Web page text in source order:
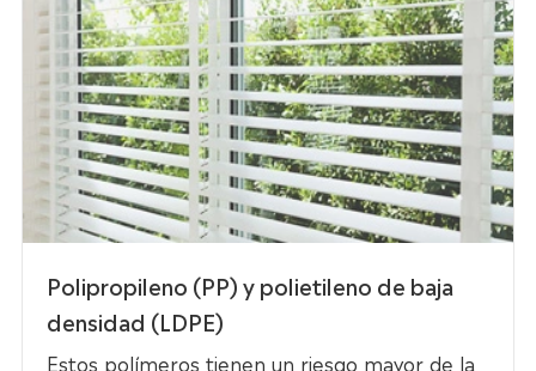
Polipropileno (PP) y polietileno de baja
densidad (LDPE)
Estos polímeros tienen un riesgo mayor de la